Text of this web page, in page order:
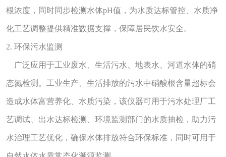
根浓度，同时同步检测水体pH值，为水质达标管控、水质净
化工艺调整提供精准数据支撑，保障居民饮水安全。
2. 环保污水监测
广泛应用于工业废水、生活污水、地表水、河道水体的硝
态氮检测。工业生产、生活排放的污水中硝酸根含量超标会
造成水体富营养化、水质污染，该仪器可用于污水处理厂工
艺调试、出水达标检测、环境监测部门的水质抽检，助力污
水治理工艺优化，确保水体排放符合环保标准，同时可用于